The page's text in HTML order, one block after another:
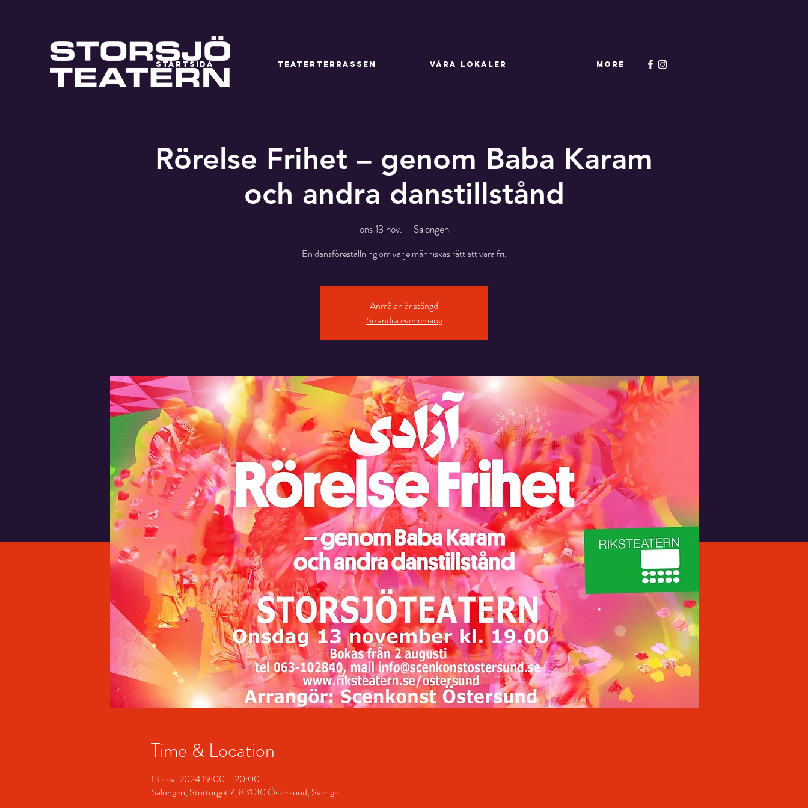
STARTSIDA TEATERTERRASSEN VÅRA LOKALER More
Rörelse Frihet – genom Baba Karam
och andra danstillstånd
ons 13 nov.
  |
Salongen
En dansföreställning om varje människas rätt att vara fri.
Anmälan är stängd
Se andra evenemang
Time & Location
13 nov. 2024 19:00 – 20:00
Salongen, Stortorget 7, 831 30 Östersund, Sverige